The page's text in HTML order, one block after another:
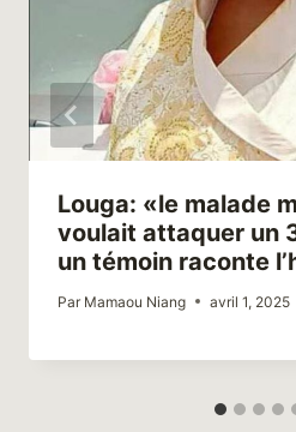
Louga: «le malade
voulait attaquer un
un témoin raconte
Par Mamaou Niang avril 1, 2025